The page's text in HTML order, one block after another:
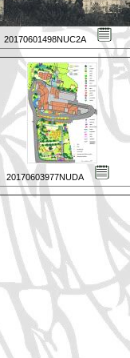
20170601498NUC2A
20170603977NUDA